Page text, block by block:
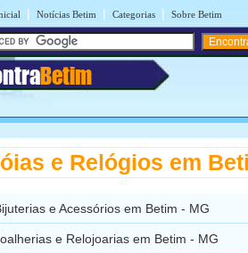
| Notícias Betim | Categorias | Sobre Betim
Betim
e Relógios em
e Acessórios em Betim - MG
e Relojoarias em Betim - MG